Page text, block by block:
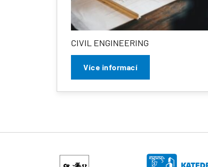
CIVIL ENGINEERING
Více informací